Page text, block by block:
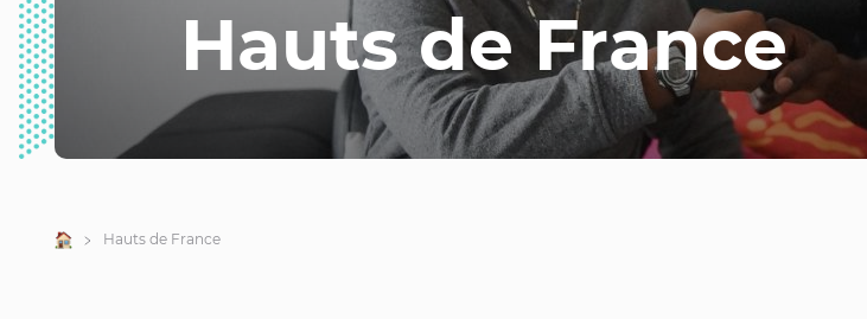
Hauts de France
AccueilHauts de France